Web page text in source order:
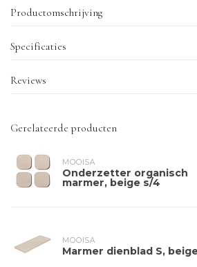
Productomschrijving
Specificaties
Reviews
Gerelateerde producten
MOOISA
Onderzetter organisch
marmer, beige s/4
MOOISA
Marmer dienblad S,